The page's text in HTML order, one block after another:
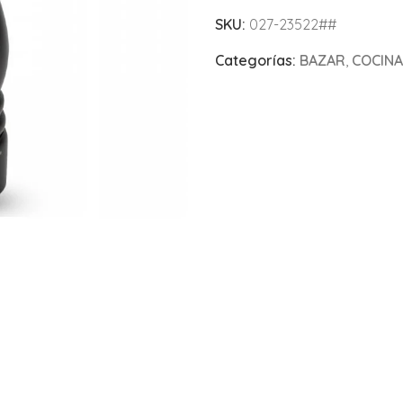
SKU: 027-23522##
Categorías: BAZAR COCINA